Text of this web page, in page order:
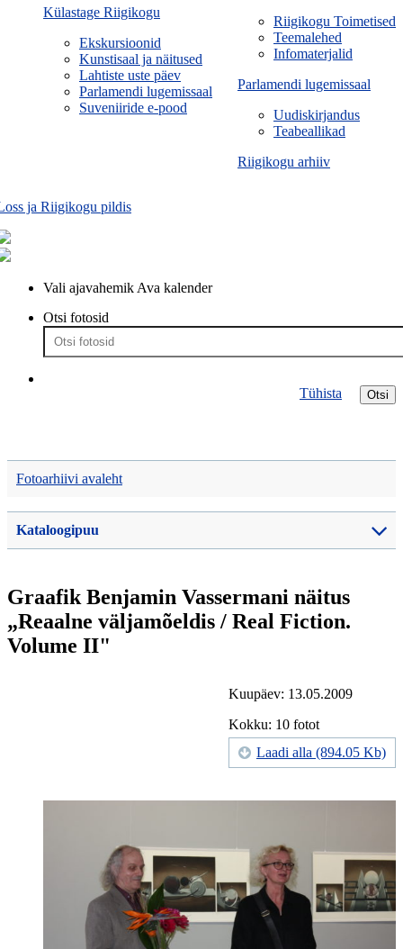
Riigikogu Toimetised
Teemalehed
Infomaterjalid
Parlamendi lugemissaal
Uudiskirjandus
Teabeallikad
Riigikogu arhiiv
Külastage Riigikogu
Ekskursioonid
Kunstisaal ja näitused
Lahtiste uste päev
Parlamendi lugemissaal
Suveniiride e-pood
ja Riigikogu pildis
Vali ajavahemik Ava kalender
Otsi fotosid
Otsi
Tühista
Fotoarhiivi avaleht
Kataloogipuu
Graafik Benjamin Vassermani näitus
„Reaalne väljamõeldis / Real Fiction.
Volume II"
Kuupäev: 13.05.2009
Kokku: 10 fotot
Laadi alla (894.05 Kb)